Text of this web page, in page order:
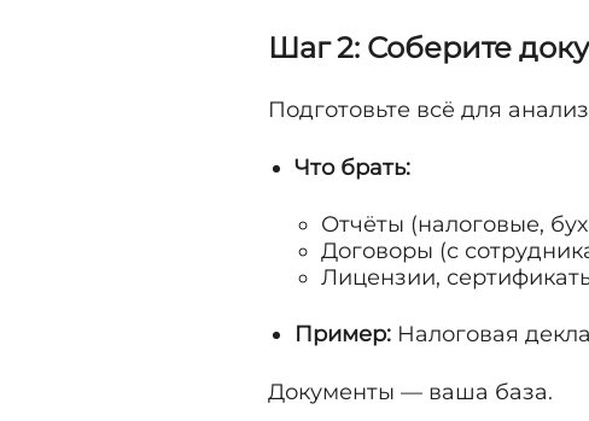
Шаг 2: Соберите
Подготовьте всё для
Что брать:
Отчёты (налоговые,
Договоры (с
Лицензии,
Пример: Налоговая
Документы — ваша база.